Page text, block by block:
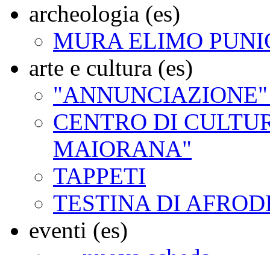
archeologia (es)
MURA ELIMO
arte e cultura (es)
CENTRO DI
MAIORANA"
TAPPETI
TESTINA DI
eventi (es)